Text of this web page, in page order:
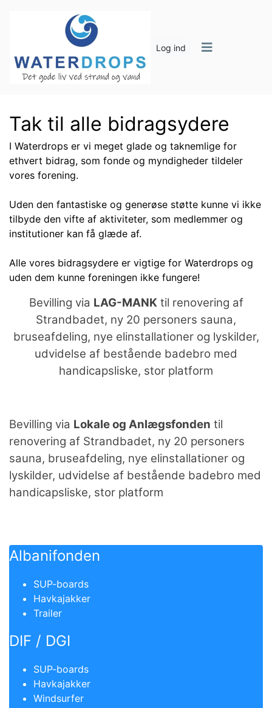
Log ind
Tak til alle bidragsydere
I Waterdrops er vi meget glade og taknemlige for
ethvert bidrag, som fonde og myndigheder tildeler
vores forening.
Uden den fantastiske og generøse støtte kunne vi ikke
tilbyde den vifte af aktiviteter, som medlemmer og
institutioner kan få glæde af.
Alle vores bidragsydere er vigtige for Waterdrops og
uden dem kunne foreningen ikke fungere!
Bevilling via LAG-MANKtil renovering af
Strandbadet, ny 20 personers sauna,
bruseafdeling, nye elinstallationer og lyskilder,
udvidelse af bestående badebro med
handicapsliske, stor platform
Bevilling via Lokale og Anlægsfonden til
renovering af Strandbadet, ny 20 personers
sauna, bruseafdeling, nye elinstallationer og
lyskilder, udvidelse af bestående badebro med
handicapsliske, stor platform
Albanifonden
SUP-boards
Havkajakker
Trailer
DIF / DGI
SUP-boards
Havkajakker
Windsurfer